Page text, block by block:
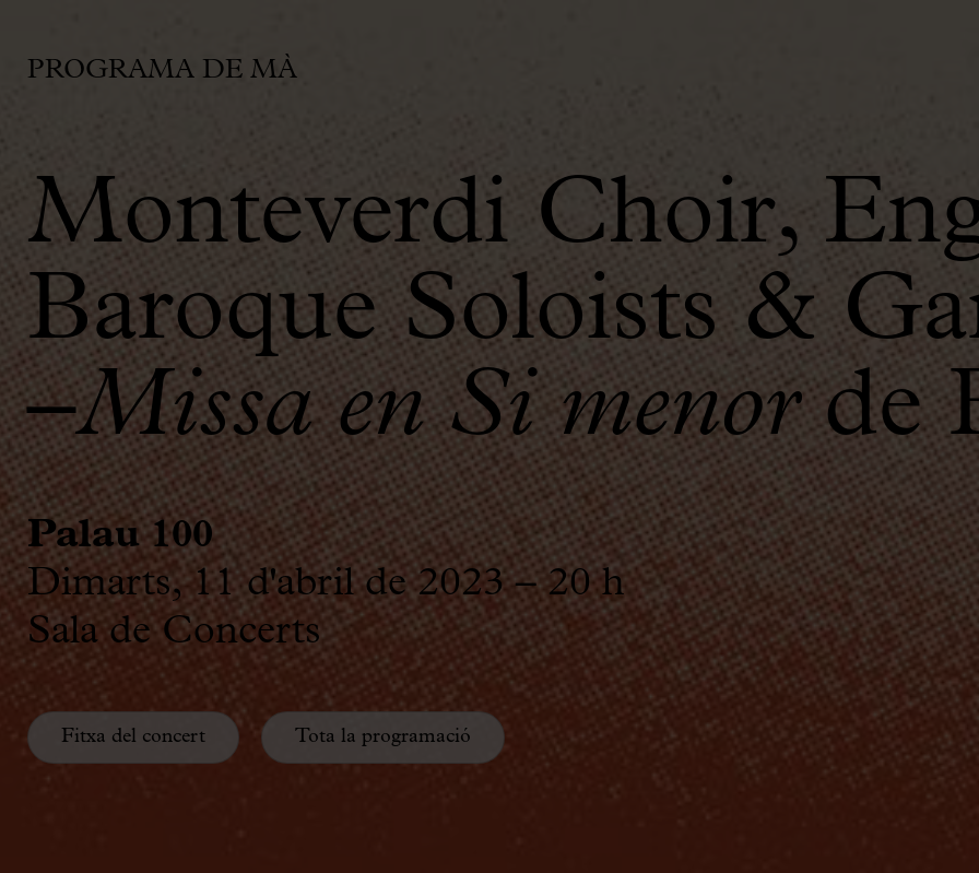
PROGRAMA DE MÀ
Monteverdi Choir,
Baroque Soloists &
–Missa en Si menorde
Palau 100
Dimarts, 11 d'abril de 2023 – 20 h
Sala de Concerts
Fitxa del concert Tota la programació